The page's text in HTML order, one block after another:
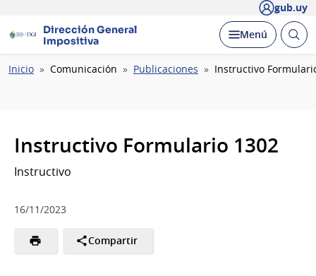
gub.uy
Dirección General
Impositiva
Desplegar
Menú Abrir
Ruta
Inicio Comunicación Publicaciones Instructivo
Instructivo Formulario 1302
Instructivo
16/11/2023
Compartir